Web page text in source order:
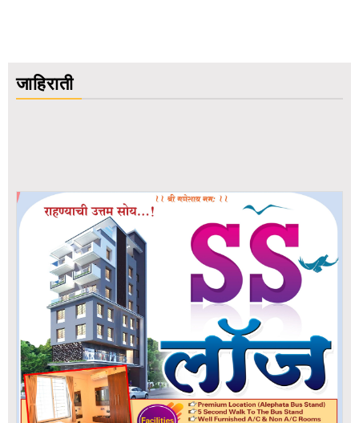
जाहिराती